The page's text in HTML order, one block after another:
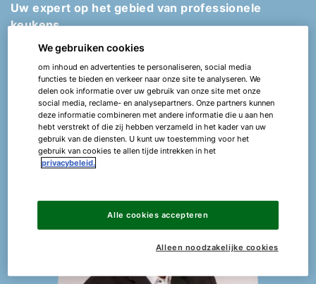
Uw expert op het gebied van professionele
keukens
Heeft u vragen of behoefte aan persoonlijk advies
voor uw project? WOLF biedt u individuele
oplossingen die zijn afgestemd op uw wensen.
Contact
We gebruiken cookies
om inhoud en advertenties te personaliseren, social media
functies te bieden en verkeer naar onze site te analyseren. We
delen ook informatie over uw gebruik van onze site met onze
social media, reclame- en analysepartners. Onze partners kunnen
deze informatie combineren met andere informatie die u aan hen
hebt verstrekt of die zij hebben verzameld in het kader van uw
gebruik van de diensten. U kunt uw toestemming voor het
gebruik van cookies te allen tijde intrekken in het
privacybeleid.
Alleen noodzakelijke cookies
Alle cookies accepteren